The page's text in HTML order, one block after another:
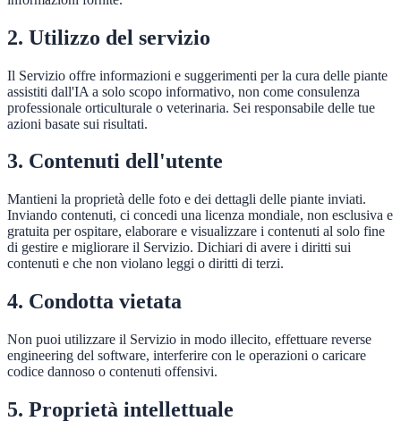
2. Utilizzo del servizio
Il Servizio offre informazioni e suggerimenti per la cura delle piante
assistiti dall'IA a solo scopo informativo, non come consulenza
professionale orticulturale o veterinaria. Sei responsabile delle tue
azioni basate sui risultati.
3. Contenuti dell'utente
Mantieni la proprietà delle foto e dei dettagli delle piante inviati.
Inviando contenuti, ci concedi una licenza mondiale, non esclusiva e
gratuita per ospitare, elaborare e visualizzare i contenuti al solo fine
di gestire e migliorare il Servizio. Dichiari di avere i diritti sui
contenuti e che non violano leggi o diritti di terzi.
4. Condotta vietata
Non puoi utilizzare il Servizio in modo illecito, effettuare reverse
engineering del software, interferire con le operazioni o caricare
codice dannoso o contenuti offensivi.
5. Proprietà intellettuale